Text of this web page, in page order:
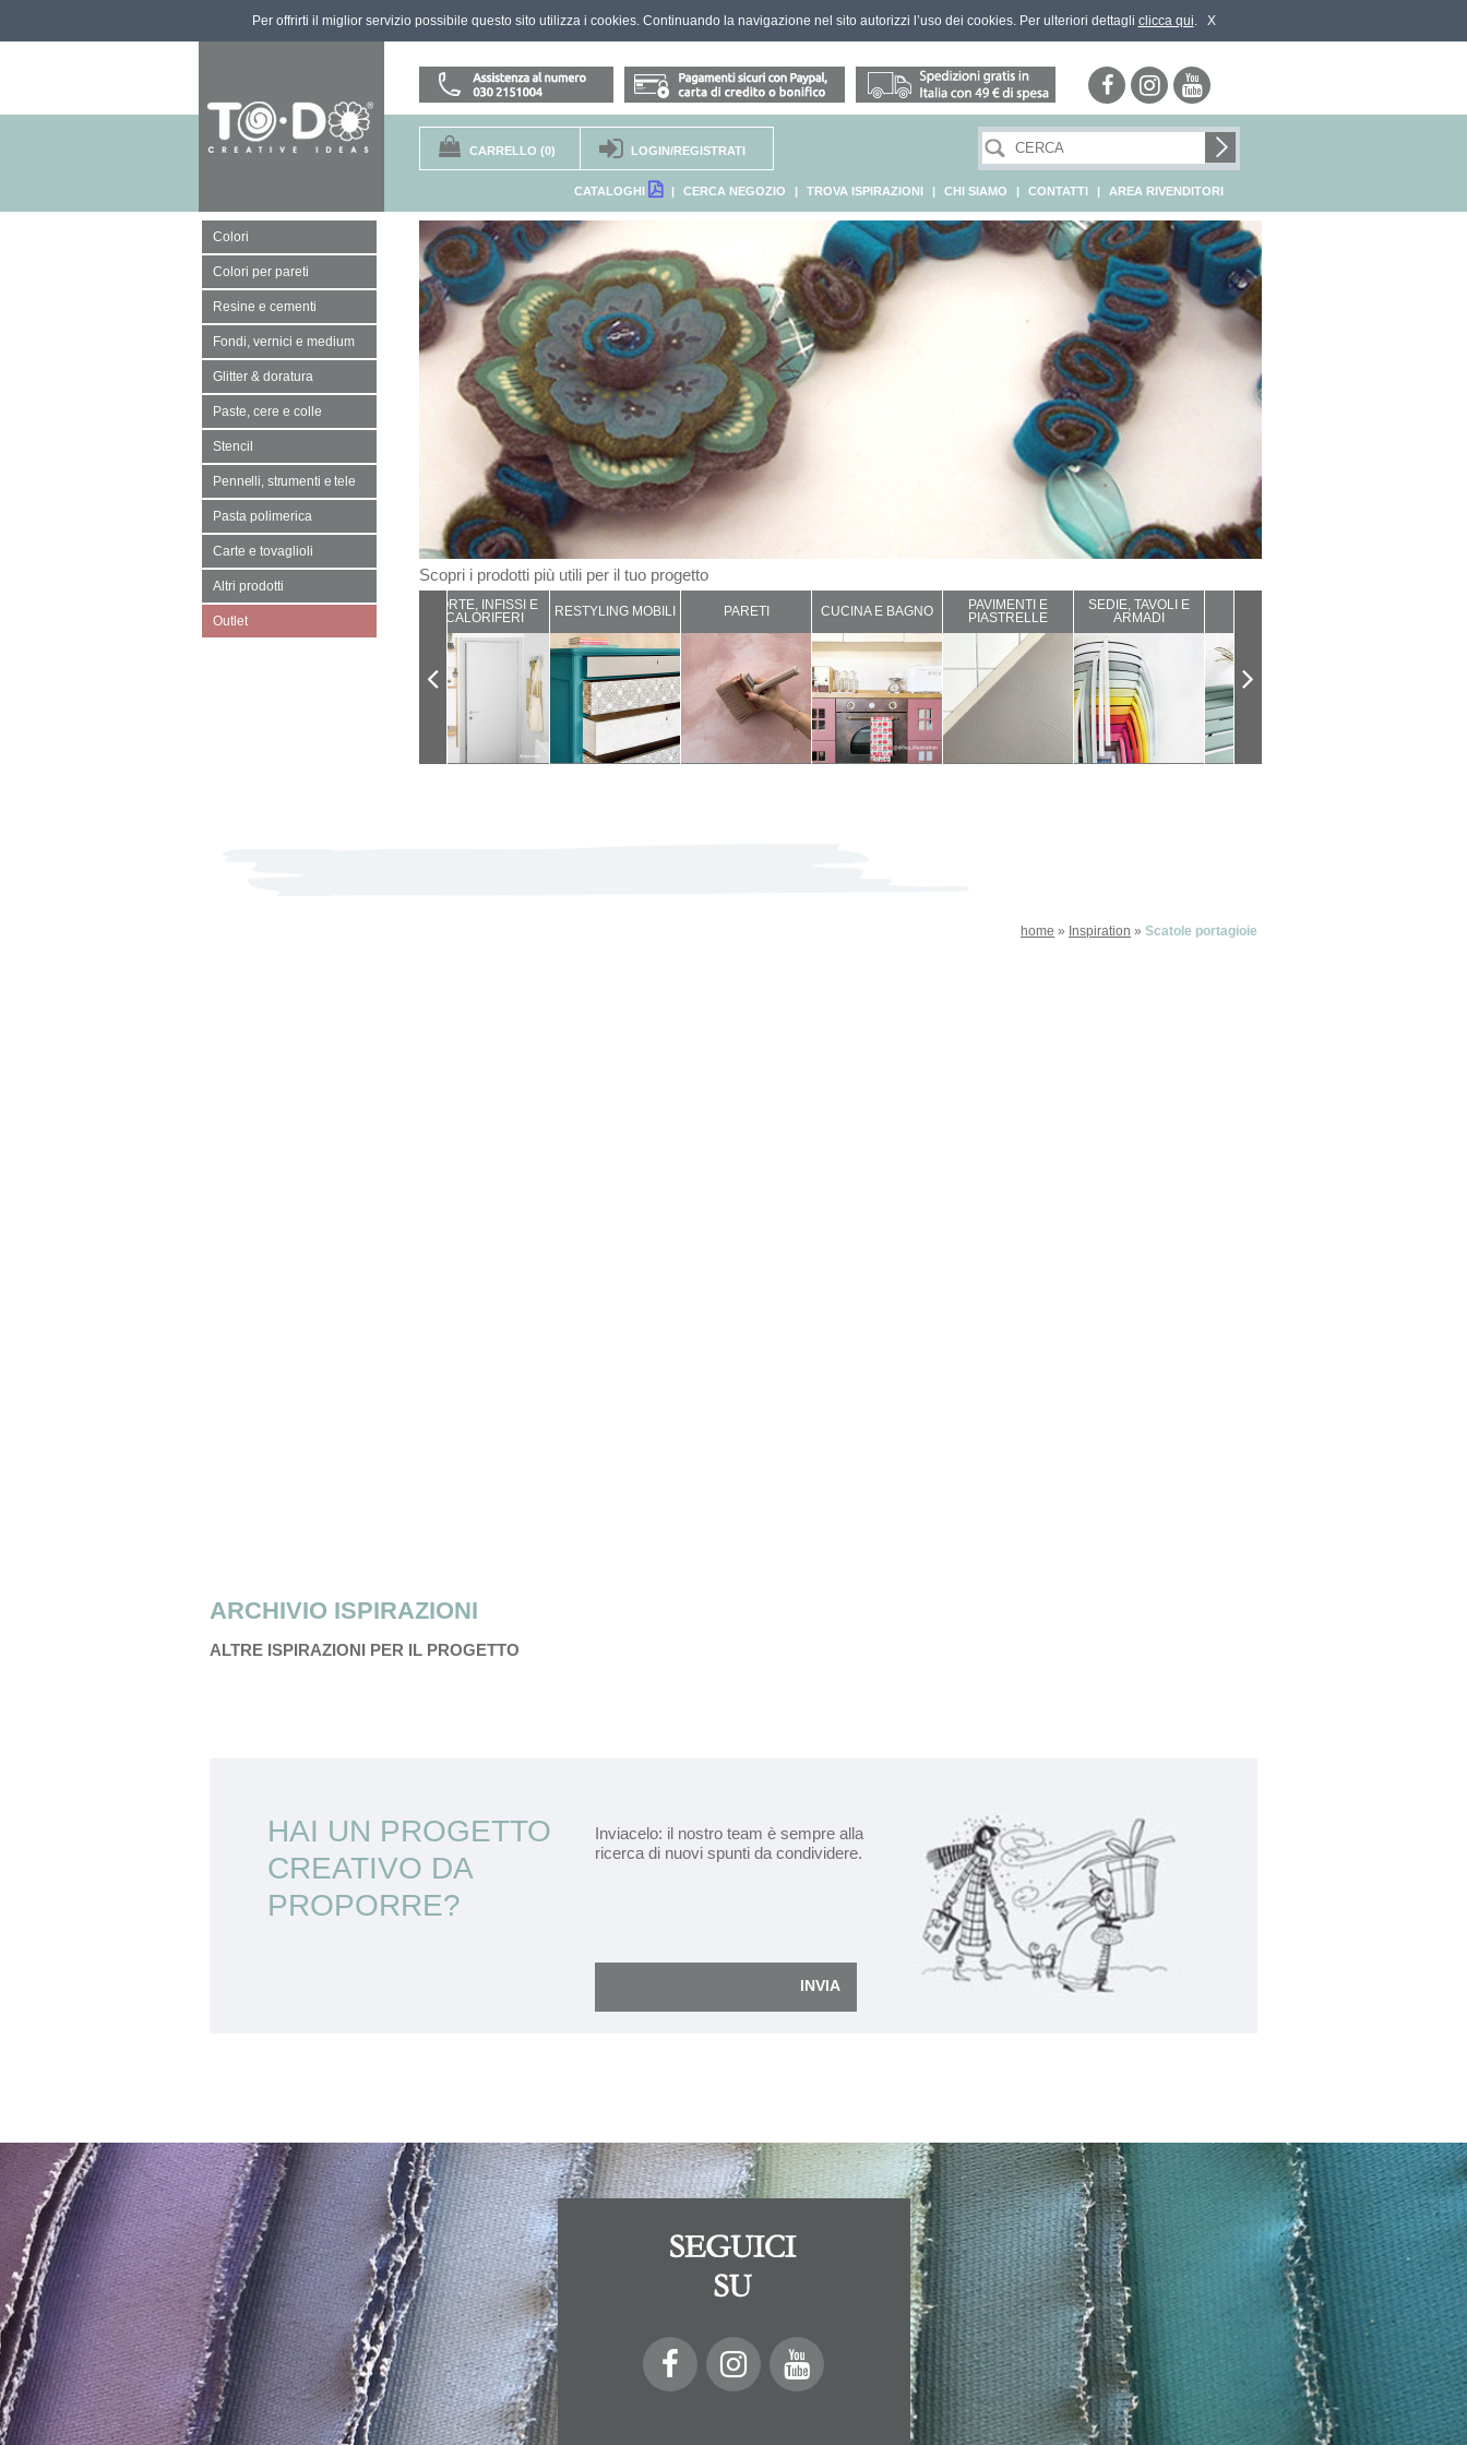
Per offrirti il miglior servizio possibile questo sito utilizza i cookies. Continuando la navigazione nel sito autorizzi l’uso dei cookies. Per ulteriori dettagli clicca qui. X
CARRELLO (0) LOGIN/REGISTRATI
CATALOGHI | CERCA NEGOZIO | TROVA ISPIRAZIONI | CHI SIAMO | CONTATTI | AREA RIVENDITORI
Colori
Colori per pareti
Resine e cementi
Fondi, vernici e medium
Glitter & doratura
Paste, cere e colle
Stencil
Pennelli, strumenti e tele
Pasta polimerica
Carte e tovaglioli
Altri prodotti
Outlet
Scopri i prodotti più utili per il tuo progetto
PORTE, INFISSI E
CALORIFERI
RESTYLING MOBILI PARETI CUCINA E BAGNO
PAVIMENTI E
PIASTRELLE
SEDIE, TAVOLI E
ARMADI
home » Inspiration » Scatole portagioie
ARCHIVIO ISPIRAZIONI
ALTRE ISPIRAZIONI PER IL PROGETTO
HAI UN PROGETTO
CREATIVO DA
PROPORRE?
Inviacelo: il nostro team è sempre alla
ricerca di nuovi spunti da condividere.
INVIA